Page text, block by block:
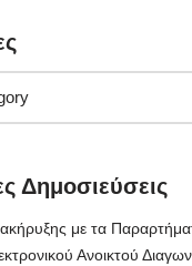
Δημοσιεύσεις
με τα
Ανοικτού